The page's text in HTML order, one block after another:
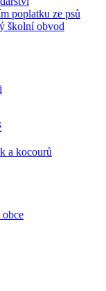
poplatku ze psů
školní obvod
a kocourů
obce